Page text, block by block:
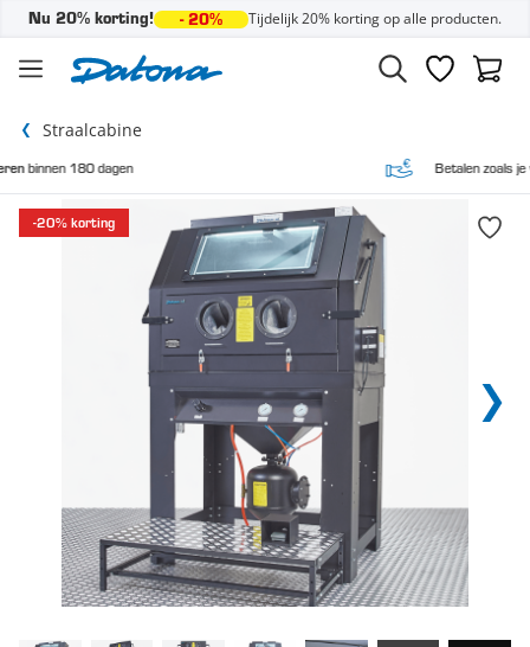
Nu 20% korting! - 20% Tijdelijk 20% korting op alle producten.
Verlanglijst
Straalcabine
Betalen zoals je wilt,vooraf en
-20% korting